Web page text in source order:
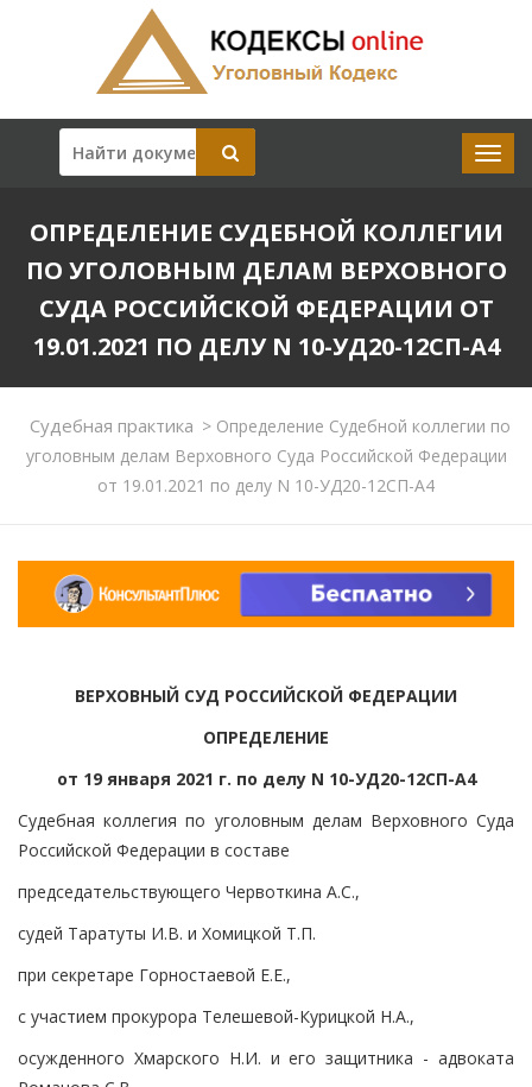
ОПРЕДЕЛЕНИЕ СУДЕБНОЙ КОЛЛЕГИИ
ПО УГОЛОВНЫМ ДЕЛАМ ВЕРХОВНОГО
СУДА РОССИЙСКОЙ ФЕДЕРАЦИИ ОТ
19.01.2021 ПО ДЕЛУ N 10-УД20-12СП-А4
Судебная практика > Определение Судебной коллегии по
уголовным делам Верховного Суда Российской Федерации
от 19.01.2021 по делу N 10-УД20-12СП-А4
ВЕРХОВНЫЙ СУД РОССИЙСКОЙ ФЕДЕРАЦИИ
ОПРЕДЕЛЕНИЕ
от 19 января 2021 г. по делу N 10-УД20-12СП-А4
Судебная коллегия по уголовным делам Верховного Суда
Российской Федерации в составе
председательствующего Червоткина А.С.,
судей Таратуты И.В. и Хомицкой Т.П.
при секретаре Горностаевой Е.Е.,
с участием прокурора Телешевой-Курицкой Н.А.,
осужденного Хмарского Н.И. и его защитника - адвоката